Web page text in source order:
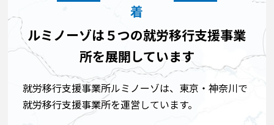
着
ルミノーゾは５つの就労移行支援事業
所を展開しています
就労移行支援事業所ルミノーゾは、東京・神奈川で
就労移行支援事業所を運営しています。